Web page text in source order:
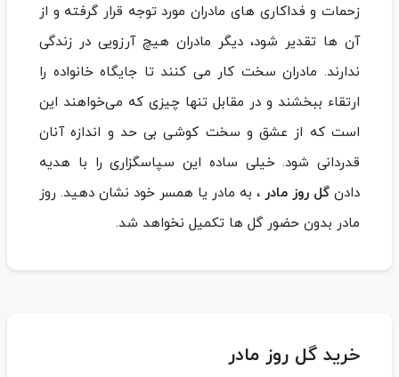
زحمات و فداکاری های مادران مورد توجه قرار گرفته و از
آن ها تقدیر شود، دیگر مادران هیچ آرزویی در زندگی
ندارند. مادران سخت کار می ‌کنند تا جایگاه خانواده را
ارتقاء ببخشند و در مقابل تنها چیزی که می‌خواهند این
است که از عشق و سخت‌ کوشی بی‌ حد و اندازه‌ آنان
قدردانی شود. خیلی ساده این سپاسگزاری را با هدیه
دادن گل روز مادر ، به مادر یا همسر خود نشان دهید. روز
مادر بدون حضور گل ها تکمیل نخواهد شد.
خرید گل روز مادر